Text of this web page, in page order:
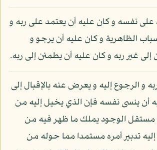
نفسه و كان عليه أن يعتمد على ربه و
الظاهرية و كان عليه أن يرجو و
غير ربه و كان عليه أن يطمئن إلى ربه.
و الرجوع إليه و يعرض عنه بالإقبال إلى
أن ينسى نفسه فإن الذي يخيل إليه من
الوجود يملك ما ظهر فيه من
تدبير أمره مستمدا مما حوله من